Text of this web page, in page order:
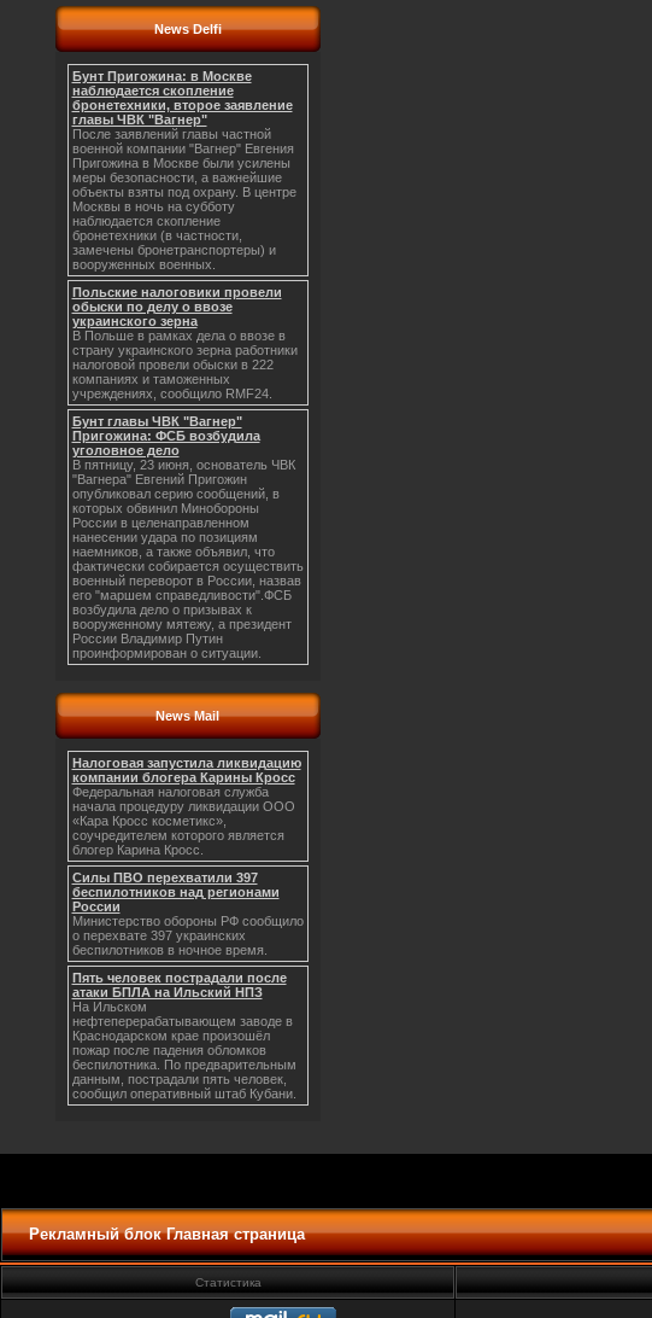
News Delfi
Бунт Пригожина: в Москве
наблюдается скопление
бронетехники, второе заявление
главы ЧВК "Вагнер"
После заявлений главы частной
военной компании "Вагнер" Евгения
Пригожина в Москве были усилены
меры безопасности, а важнейшие
объекты взяты под охрану. В центре
Москвы в ночь на субботу
наблюдается скопление
бронетехники (в частности,
замечены бронетранспортеры) и
вооруженных военных.
Польские налоговики провели
обыски по делу о ввозе
украинского зерна
В Польше в рамках дела о ввозе в
страну украинского зерна работники
налоговой провели обыски в 222
компаниях и таможенных
учреждениях, сообщило RMF24.
Бунт главы ЧВК "Вагнер"
Пригожина: ФСБ возбудила
уголовное дело
В пятницу, 23 июня, основатель ЧВК
"Вагнера" Евгений Пригожин
опубликовал серию сообщений, в
которых обвинил Минобороны
России в целенаправленном
нанесении удара по позициям
наемников, а также объявил, что
фактически собирается осуществить
военный переворот в России, назвав
его "маршем справедливости".ФСБ
возбудила дело о призывах к
вооруженному мятежу, а президент
России Владимир Путин
проинформирован о ситуации.
News Mail
Налоговая запустила ликвидацию
компании блогера Карины Кросс
Федеральная налоговая служба
начала процедуру ликвидации ООО
«Кара Кросс косметикс»,
соучредителем которого является
блогер Карина Кросс.
Силы ПВО перехватили 397
беспилотников над регионами
России
Министерство обороны РФ сообщило
о перехвате 397 украинских
беспилотников в ночное время.
Пять человек пострадали после
атаки БПЛА на Ильский НПЗ
На Ильском
нефтеперерабатывающем заводе в
Краснодарском крае произошёл
пожар после падения обломков
беспилотника. По предварительным
данным, пострадали пять человек,
сообщил оперативный штаб Кубани.
Рекламный блок Главная страница
Статистика